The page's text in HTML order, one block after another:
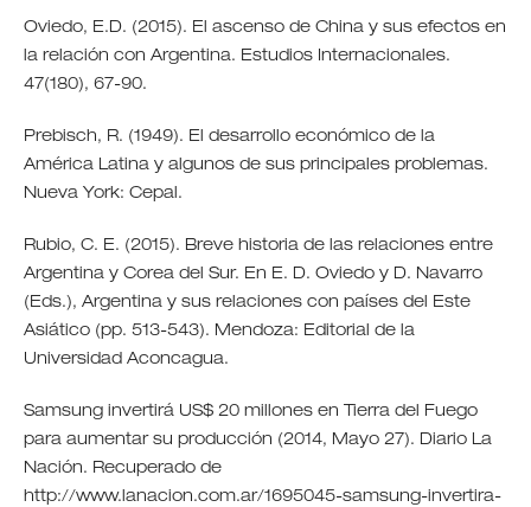
Oviedo, E.D. (2015). El ascenso de China y sus efectos en
la relación con Argentina. Estudios Internacionales.
47(180), 67-90.
Prebisch, R. (1949). El desarrollo económico de la
América Latina y algunos de sus principales problemas.
Nueva York: Cepal.
Rubio, C. E. (2015). Breve historia de las relaciones entre
Argentina y Corea del Sur. En E. D. Oviedo y D. Navarro
(Eds.), Argentina y sus relaciones con países del Este
Asiático (pp. 513-543). Mendoza: Editorial de la
Universidad Aconcagua.
Samsung invertirá US$ 20 millones en Tierra del Fuego
para aumentar su producción (2014, Mayo 27). Diario La
Nación. Recuperado de
http://www.lanacion.com.ar/1695045-samsung-invertira-